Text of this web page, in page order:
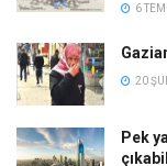
6
20
Pek